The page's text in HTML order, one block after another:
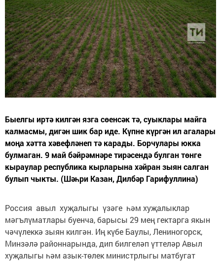
Быелгы иртә килгән язга сөенсәк тә, суыклары майга
калмасмы, дигән шик бар иде. Күпне күргән ил агалары
моңа хәтта хәвефләнеп тә карады. Борчулары юкка
булмаган. 9 май бәйрәмнәре тирәсендә булган төнге
кыраулар республика кырларына хәйран зыян салган
булып чыкты. (Шәһри Казан, Дилбәр Гарифуллина)
Россия авыл хуҗалыгы үзәге һәм хуҗалыклар
мәгълүматлары буенча, барысы 29 мең гектарга якын
чәчүлеккә зыян килгән. Иң күбе Баулы, Лениногорск,
Минзәлә районнарында, дип билгеләп үттеләр Авыл
хуҗалыгы һәм азык-төлек министрлыгы матбугат